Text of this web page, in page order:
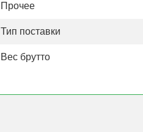
Прочее
Тип поставки
Вес брутто